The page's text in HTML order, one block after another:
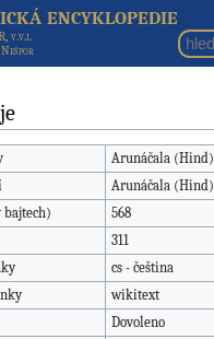
encyklopedie
v.v.i.
Nešpor
Arunáčala (Hind)
Arunáčala (Hind)
568
311
cs - čeština
wikitext
Dovoleno